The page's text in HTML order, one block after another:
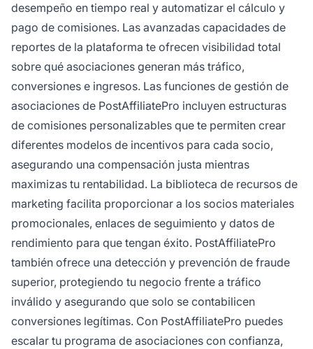
desempeño en tiempo real y automatizar el cálculo y
pago de comisiones. Las avanzadas capacidades de
reportes de la plataforma te ofrecen visibilidad total
sobre qué asociaciones generan más tráfico,
conversiones e ingresos. Las funciones de gestión de
asociaciones de PostAffiliatePro incluyen estructuras
de comisiones personalizables que te permiten crear
diferentes modelos de incentivos para cada socio,
asegurando una compensación justa mientras
maximizas tu rentabilidad. La biblioteca de recursos de
marketing facilita proporcionar a los socios materiales
promocionales, enlaces de seguimiento y datos de
rendimiento para que tengan éxito. PostAffiliatePro
también ofrece una detección y prevención de fraude
superior, protegiendo tu negocio frente a tráfico
inválido y asegurando que solo se contabilicen
conversiones legítimas. Con PostAffiliatePro puedes
escalar tu programa de asociaciones con confianza,